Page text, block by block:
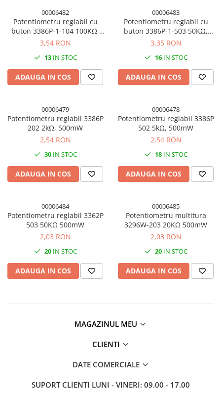
00006482
Potentiometru reglabil cu
buton 3386P-1-104 100KΩ,
500mW
3,54 RON
13IN STOC
ADAUGA IN COS
00006483
Potentiometru reglabil cu
buton 3386P-1-503 50KΩ,
500mW
3,35 RON
16IN STOC
ADAUGA IN COS
00006479
Potentiometru reglabil 3386P
202 2kΩ, 500mW
2,54 RON
30IN STOC
ADAUGA IN COS
00006478
Potentiometru reglabil 3386P
502 5kΩ, 500mW
2,54 RON
18IN STOC
ADAUGA IN COS
00006484
Potentiometru reglabil 3362P
503 50KΩ 500mW
2,03 RON
20IN STOC
ADAUGA IN COS
00006485
Potentiometru multitura
3296W-203 20KΩ 500mW
2,03 RON
20IN STOC
ADAUGA IN COS
MAGAZINUL MEU
CLIENTI
DATE COMERCIALE
SUPORT CLIENTI LUNI - VINERI: 09.00 - 17.00